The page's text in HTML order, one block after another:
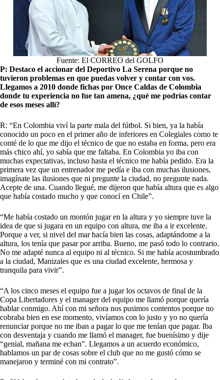
Fuente: El CORREO del GOLFO
P: Destaco el accionar del Deportivo La Serena porque no
tuvieron problemas en que puedas volver y contar con vos.
Llegamos a 2010 donde fichas por Once Caldas de Colombia
donde tu experiencia no fue tan amena, ¿qué me podrías contar
de esos meses allí?
R: “En Colombia viví la parte mala del fútbol. Si bien, ya la había
conocido un poco en el primer año de inferiores en Colegiales como te
conté de lo que me dijo el técnico de que no estaba en forma, pero era
más chico ahí, yo sabía que me faltaba. En Colombia yo iba con
muchas expectativas, incluso hasta el técnico me había pedido. Era la
primera vez que un entrenador me pedía e iba con muchas ilusiones,
imagínate las ilusiones que ni pregunte la ciudad, no pregunte nada.
Acepte de una. Cuando llegué, me dijeron que había altura que es algo
que había costado mucho y que conocí en Chile”.
“Me había costado un montón jugar en la altura y yo siempre tuve la
idea de que si jugara en un equipo con altura, me iba a ir excelente.
Porque a ver, si nivel del mar hacía bien las cosas, adaptándome a la
altura, los tenía que pasar por arriba. Bueno, me pasó todo lo contrario.
No me adapté nunca al equipo ni al técnico. Si me había acostumbrado
a la ciudad, Manizales que es una ciudad excelente, hermosa y
tranquila para vivir”.
“A los cinco meses el equipo fue a jugar los octavos de final de la
Copa Libertadores y el manager del equipo me llamó porque quería
hablar conmigo. Ahí con mi señora nos pusimos contentos porque no
cobraba bien en ese momento, vivíamos con lo justo y yo no quería
renunciar porque no me iban a pagar lo que me tenían que pagar. Iba
con desventaja y cuando me llamó el manager, fue buenísimo y dije
“genial, mañana me echan”. Llegamos a un acuerdo económico,
hablamos un par de cosas sobre el club que no me gustó cómo se
manejaron y terminé con mi contrato”.